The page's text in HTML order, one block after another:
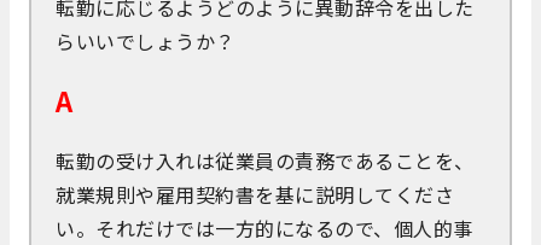
転勤に応じるようどのように異動辞令を出した
らいいでしょうか？
A
転勤の受け入れは従業員の責務であることを、
就業規則や雇用契約書を基に説明してくださ
い。それだけでは一方的になるので、個人的事